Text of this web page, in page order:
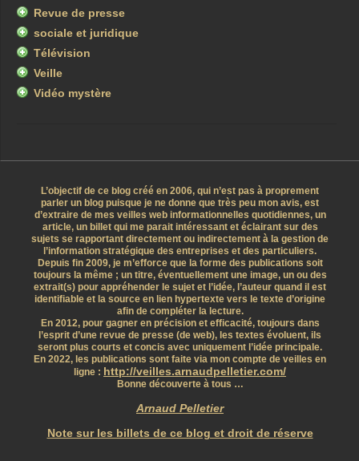
Revue de presse
sociale et juridique
Télévision
Veille
Vidéo mystère
L’objectif de ce blog créé en 2006, qui n’est pas à proprement
parler un blog puisque je ne donne que très peu mon avis, est
d’extraire de mes veilles web informationnelles quotidiennes, un
article, un billet qui me parait intéressant et éclairant sur des
sujets se rapportant directement ou indirectement à la gestion de
l’information stratégique des entreprises et des particuliers.
Depuis fin 2009, je m’efforce que la forme des publications soit
toujours la même ; un titre, éventuellement une image, un ou des
extrait(s) pour appréhender le sujet et l’idée, l’auteur quand il est
identifiable et la source en lien hypertexte vers le texte d’origine
afin de compléter la lecture.
En 2012, pour gagner en précision et efficacité, toujours dans
l’esprit d’une revue de presse (de web), les textes évoluent, ils
seront plus courts et concis avec uniquement l’idée principale.
En 2022, les publications sont faite via mon compte de veilles en
ligne : http://veilles.arnaudpelletier.com/
Bonne découverte à tous …
Arnaud Pelletier
Note sur les billets de ce blog et droit de réserve